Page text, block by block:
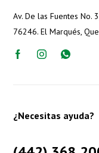
Av. De las Fuentes No.
76246. El Marqués,
¿Necesitas ayuda?